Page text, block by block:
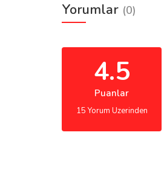
Yorumlar (0)
4.5
Puanlar
15 Yorum Uzerinden